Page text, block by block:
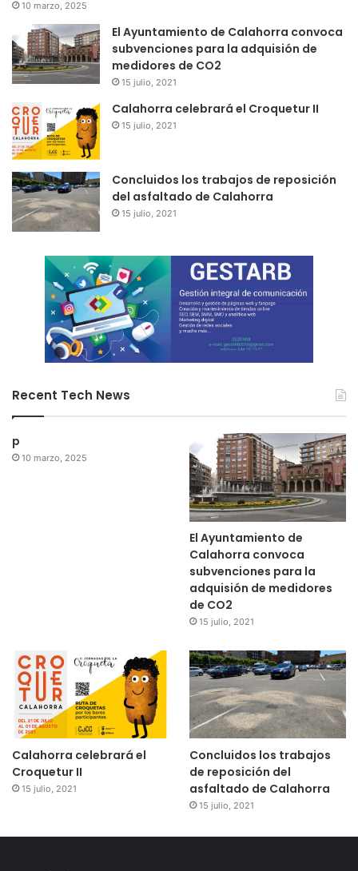
10 marzo, 2025
El Ayuntamiento de Calahorra convoca
subvenciones para la adquisión de
medidores de CO2
15 julio, 2021
Calahorra celebrará el Croquetur II
15 julio, 2021
Concluidos los trabajos de reposición
del asfaltado de Calahorra
15 julio, 2021
Recent Tech News
p
10 marzo, 2025
El Ayuntamiento de
Calahorra convoca
subvenciones para la
adquisión de medidores
de CO2
15 julio, 2021
Calahorra celebrará el
Croquetur II
15 julio, 2021
Concluidos los trabajos
de reposición del
asfaltado de Calahorra
15 julio, 2021